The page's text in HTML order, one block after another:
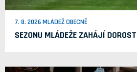
7. 8. 2026 MLÁDEŽ OBECNĚ
SEZONU MLÁDEŽE ZAHÁJÍ